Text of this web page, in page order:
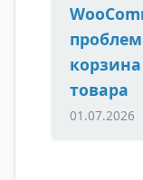
товара
01.07.2026